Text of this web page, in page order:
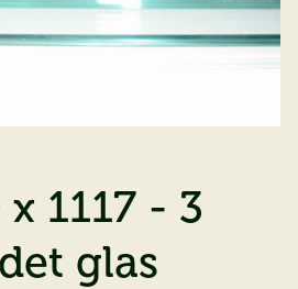
1117 - 3
glas